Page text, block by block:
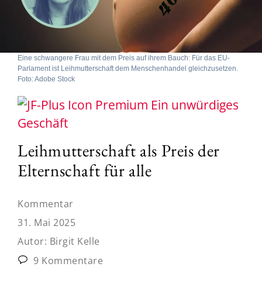
Eine schwangere Frau mit dem Preis auf ihrem Bauch: Für das EU-
Parlament ist Leihmutterschaft dem Menschenhandel gleichzusetzen.
Foto: Adobe Stock
Ein unwürdiges
Geschäft
Leihmutterschaft als Preis der
Elternschaft für alle
Kommentar
31. Mai 2025
Autor: Birgit Kelle
9 Kommentare